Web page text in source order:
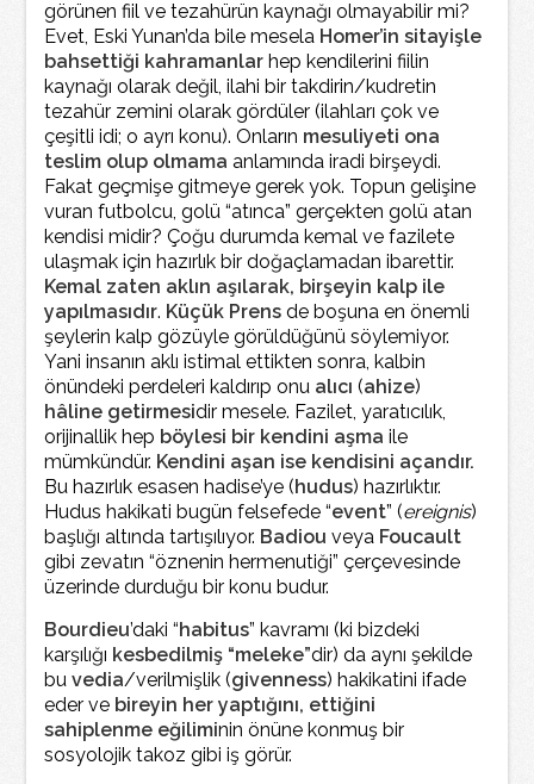
görünen fiil ve tezahürün kaynağı olmayabilir mi?
Evet, Eski Yunan’da bile mesela Homer’in sitayişle
bahsettiği kahramanlar hep kendilerini fiilin
kaynağı olarak değil, ilahi bir takdirin/kudretin
tezahür zemini olarak gördüler (ilahları çok ve
çeşitli idi; o ayrı konu). Onların mesuliyeti ona
teslim olup olmama anlamında iradi birşeydi.
Fakat geçmişe gitmeye gerek yok. Topun gelişine
vuran futbolcu, golü “atınca” gerçekten golü atan
kendisi midir? Çoğu durumda kemal ve fazilete
ulaşmak için hazırlık bir doğaçlamadan ibarettir.
Kemal zaten aklın aşılarak, birşeyin kalp ile
yapılmasıdır. Küçük Prens de boşuna en önemli
şeylerin kalp gözüyle görüldüğünü söylemiyor.
Yani insanın aklı istimal ettikten sonra, kalbin
önündeki perdeleri kaldırıp onu alıcı(ahize)
hâline getirmesidir mesele. Fazilet, yaratıcılık,
orijinallik hep böylesi bir kendini aşma ile
mümkündür. Kendini aşan ise kendisini açandır.
Bu hazırlık esasen hadise’ye (hudus) hazırlıktır.
Hudus hakikati bugün felsefede “event” (ereignis)
başlığı altında tartışılıyor. Badiou veya Foucault
gibi zevatın “öznenin hermenutiği” çerçevesinde
üzerinde durduğu bir konu budur.
Bourdieu’daki “habitus” kavramı (ki bizdeki
karşılığı kesbedilmiş “meleke”dir) da aynı şekilde
buvedia/verilmişlik (givenness) hakikatini ifade
eder ve bireyin her yaptığını, ettiğini
sahiplenme eğiliminin önüne konmuş bir
sosyolojik takoz gibi iş görür.